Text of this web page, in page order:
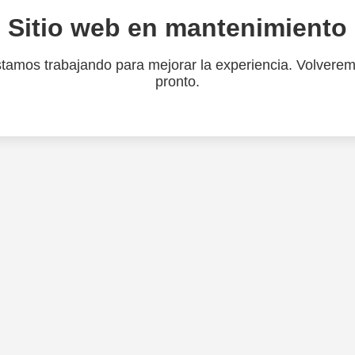
Sitio web en mantenimiento
trabajando para mejorar la experiencia.
pronto.